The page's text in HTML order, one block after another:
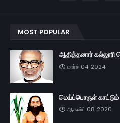
MOST POPULAR
ஆதித்தனார் கல்லூரி
மார்ச் 04, 2024
மெய்ப்பொருள் காட்டும்
ஆகஸ்ட் 08, 2020